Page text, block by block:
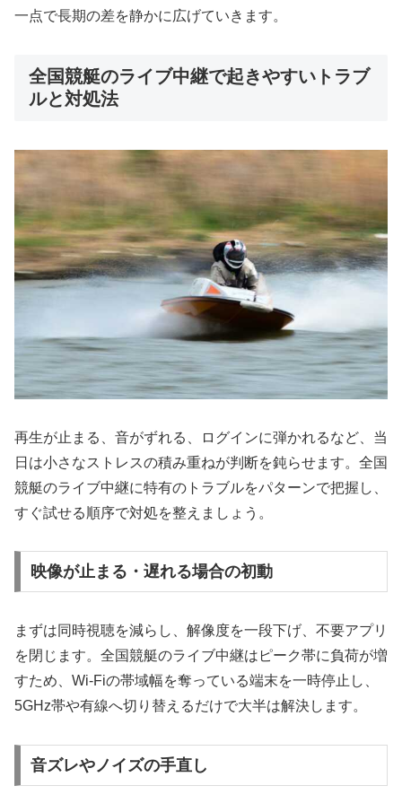
一点で長期の差を静かに広げていきます。
全国競艇のライブ中継で起きやすいトラブ
ルと対処法
再生が止まる、音がずれる、ログインに弾かれるなど、当
日は小さなストレスの積み重ねが判断を鈍らせます。全国
競艇のライブ中継に特有のトラブルをパターンで把握し、
すぐ試せる順序で対処を整えましょう。
映像が止まる・遅れる場合の初動
まずは同時視聴を減らし、解像度を一段下げ、不要アプリ
を閉じます。全国競艇のライブ中継はピーク帯に負荷が増
すため、Wi-Fiの帯域幅を奪っている端末を一時停止し、
5GHz帯や有線へ切り替えるだけで大半は解決します。
音ズレやノイズの手直し